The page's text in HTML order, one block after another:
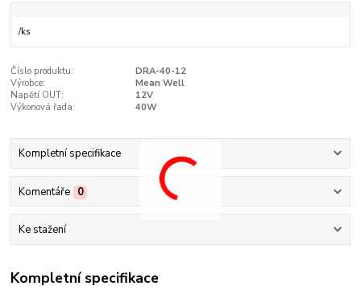
/ks
Číslo produktu:
DRA-40-12
Výrobce:
Mean Well
Napětí OUT:
12V
Výkonová řada:
40W
Kompletní specifikace
Komentáře 0
Ke stažení
Kompletní specifikace